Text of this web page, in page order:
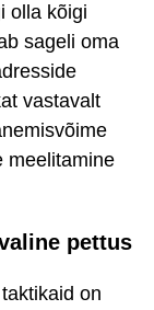
olla kõigi
sageli oma
vastavalt
meelitamine
pettus
on